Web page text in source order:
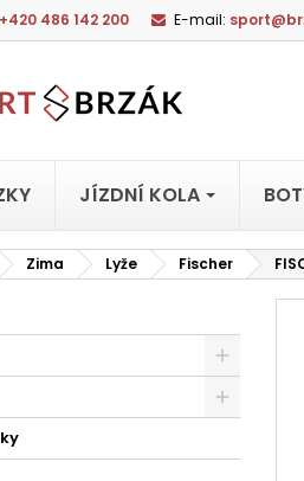
+420 486 142 200 E-mail:
JÍZDNÍ KOLA
Zima Lyže Fischer